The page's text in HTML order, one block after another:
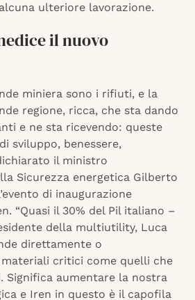
ulteriore lavorazione.
il nuovo
miniera sono i rifiuti, e la
regione, ricca, che sta dando
e ne sta ricevendo: queste
sviluppo, benessere,
il ministro
Sicurezza energetica Gilberto
di inaugurazione
“Quasi il 30% del Pil italiano –
della multiutility, Luca
direttamente o
critici come quelli che
Significa aumentare la nostra
e Iren in questo è il capofila